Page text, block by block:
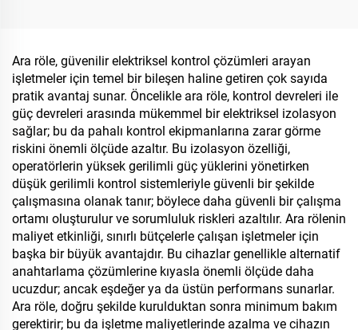
Ara röle, güvenilir elektriksel kontrol çözümleri arayan
işletmeler için temel bir bileşen haline getiren çok sayıda
pratik avantaj sunar. Öncelikle ara röle, kontrol devreleri ile
güç devreleri arasında mükemmel bir elektriksel izolasyon
sağlar; bu da pahalı kontrol ekipmanlarına zarar görme
riskini önemli ölçüde azaltır. Bu izolasyon özelliği,
operatörlerin yüksek gerilimli güç yüklerini yönetirken
düşük gerilimli kontrol sistemleriyle güvenli bir şekilde
çalışmasına olanak tanır; böylece daha güvenli bir çalışma
ortamı oluşturulur ve sorumluluk riskleri azaltılır. Ara rölenin
maliyet etkinliği, sınırlı bütçelerle çalışan işletmeler için
başka bir büyük avantajdır. Bu cihazlar genellikle alternatif
anahtarlama çözümlerine kıyasla önemli ölçüde daha
ucuzdur; ancak eşdeğer ya da üstün performans sunarlar.
Ara röle, doğru şekilde kurulduktan sonra minimum bakım
gerektirir; bu da işletme maliyetlerinde azalma ve cihazın